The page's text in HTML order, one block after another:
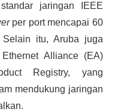
jaringan IEEE
per port mencapai 60
itu, Aruba juga
Alliance (EA)
Registry, yang
mendukung jaringan